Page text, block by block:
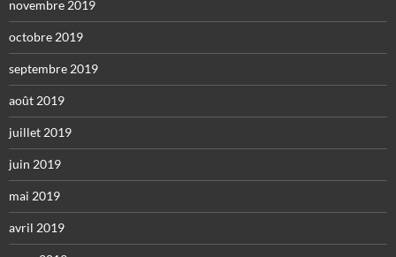
novembre 2019
octobre 2019
septembre 2019
août 2019
juillet 2019
juin 2019
mai 2019
avril 2019